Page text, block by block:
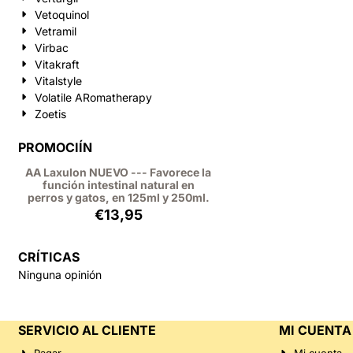
Vetoquinol
Vetramil
Virbac
Vitakraft
Vitalstyle
Volatile ARomatherapy
Zoetis
PROMOCIÍN
AA Laxulon NUEVO --- Favorece la
función intestinal natural en
perros y gatos, en 125ml y 250ml.
€13,95
CRÍTICAS
Ninguna opinión
SERVICIO AL CLIENTE MI CUENTA